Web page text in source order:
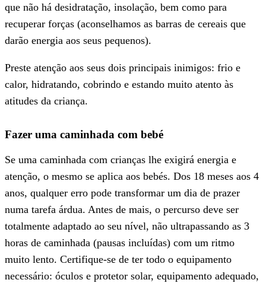
que não há desidratação, insolação, bem como para
recuperar forças (aconselhamos as barras de cereais que
darão energia aos seus pequenos).
Preste atenção aos seus dois principais inimigos: frio e
calor, hidratando, cobrindo e estando muito atento às
atitudes da criança.
Fazer uma caminhada com bebé
Se uma caminhada com crianças lhe exigirá energia e
atenção, o mesmo se aplica aos bebés. Dos 18 meses aos 4
anos, qualquer erro pode transformar um dia de prazer
numa tarefa árdua. Antes de mais, o percurso deve ser
totalmente adaptado ao seu nível, não ultrapassando as 3
horas de caminhada (pausas incluídas) com um ritmo
muito lento. Certifique-se de ter todo o equipamento
necessário: óculos e protetor solar, equipamento adequado,